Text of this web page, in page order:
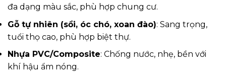
đa dạng màu sắc, phù hợp chung cư.
Gỗ tự nhiên (sồi, óc chó, xoan đào): Sang trọng,
tuổi thọ cao, phù hợp biệt thự.
Nhựa PVC/Composite: Chống nước, nhẹ, bền với
khí hậu ẩm nóng.